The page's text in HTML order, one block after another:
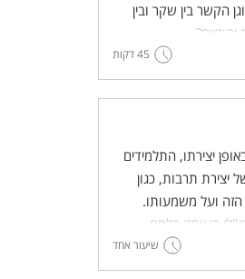
הקשר בין שקר ובין
45 דקות
יצירתו, התלמידים
יצירת תרבות, כגון
ועל משמעותו.
העוסק בלחם
את היכולת לעסוק
התלמידים את הבנתם
שיעור אחד